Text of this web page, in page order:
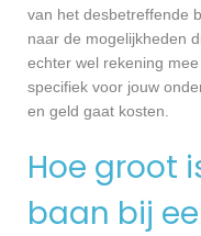
van het desbetreffende
naar de mogelijkheden
echter wel rekening
specifiek voor jouw
en geld gaat kosten.
Hoe groot
baan bij